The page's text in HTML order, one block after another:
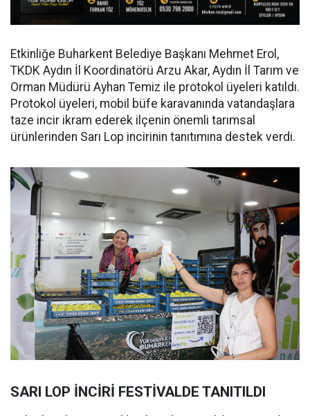
Etkinliğe Buharkent Belediye Başkanı Mehmet Erol,
TKDK Aydın İl Koordinatörü Arzu Akar, Aydın İl Tarım ve
Orman Müdürü Ayhan Temiz ile protokol üyeleri katıldı.
Protokol üyeleri, mobil büfe karavanında vatandaşlara
taze incir ikram ederek ilçenin önemli tarımsal
ürünlerinden Sarı Lop incirinin tanıtımına destek verdi.
SARI LOP İNCİRİ FESTİVALDE TANITILDI